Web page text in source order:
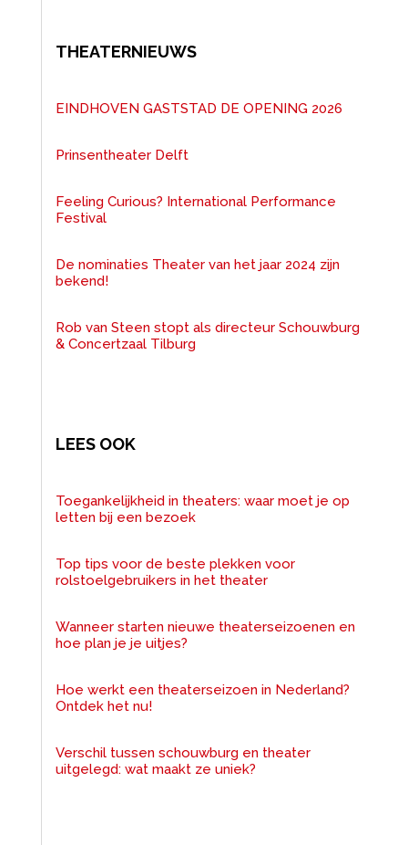
THEATERNIEUWS
EINDHOVEN GASTSTAD DE OPENING 2026
Prinsentheater Delft
Feeling Curious? International Performance
Festival
De nominaties Theater van het jaar 2024 zijn
bekend!
Rob van Steen stopt als directeur Schouwburg
& Concertzaal Tilburg
LEES OOK
Toegankelijkheid in theaters: waar moet je op
letten bij een bezoek
Top tips voor de beste plekken voor
rolstoelgebruikers in het theater
Wanneer starten nieuwe theaterseizoenen en
hoe plan je je uitjes?
Hoe werkt een theaterseizoen in Nederland?
Ontdek het nu!
Verschil tussen schouwburg en theater
uitgelegd: wat maakt ze uniek?